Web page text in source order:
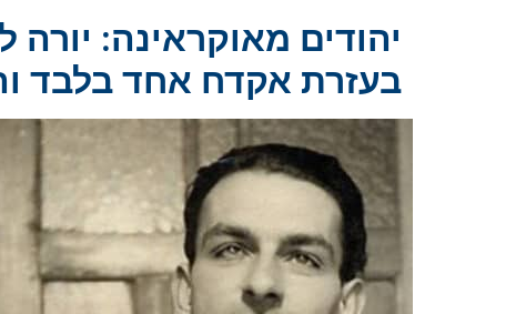
יהודים מאוקראינה:
בעזרת אקדח אחד בלבד